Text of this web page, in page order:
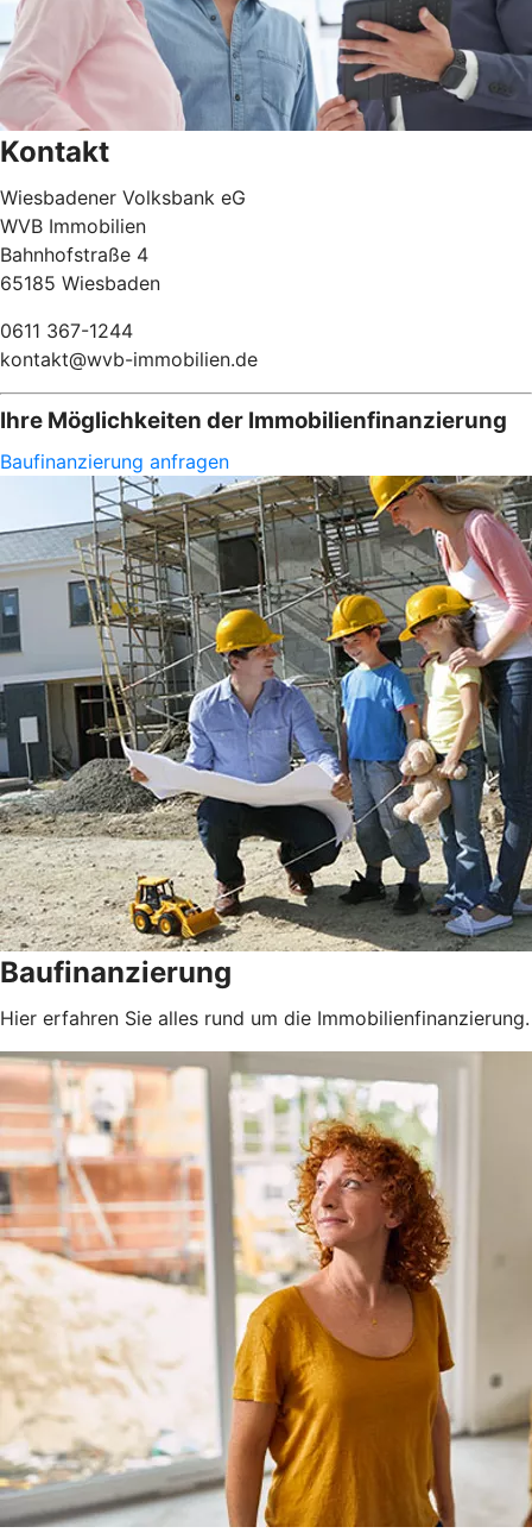
Kontakt
Wiesbadener Volksbank eG
WVB Immobilien
Bahnhofstraße 4
65185 Wiesbaden
0611 367-1244
kontakt@wvb-immobilien.de
Ihre Möglichkeiten der Immobilienfinanzierung
Baufinanzierung anfragen
Baufinanzierung
Hier erfahren Sie alles rund um die Immobilienfinanzierung.